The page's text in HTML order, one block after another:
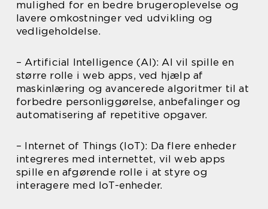
mulighed for en bedre brugeroplevelse og
lavere omkostninger ved udvikling og
vedligeholdelse.
– Artificial Intelligence (AI): AI vil spille en
større rolle i web apps, ved hjælp af
maskinlæring og avancerede algoritmer til at
forbedre personliggørelse, anbefalinger og
automatisering af repetitive opgaver.
– Internet of Things (IoT): Da flere enheder
integreres med internettet, vil web apps
spille en afgørende rolle i at styre og
interagere med IoT-enheder.